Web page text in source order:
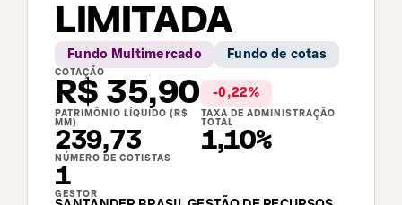
LIMITADA
Fundo Multimercado Fundo de cotas
COTAÇÃO
R$ 35,90 -0,22%
PATRIMÔNIO LÍQUIDO (R$
MM)
239,73
TAXA DE ADMINISTRAÇÃO
TOTAL
1,10%
NÚMERO DE COTISTAS
1
GESTOR